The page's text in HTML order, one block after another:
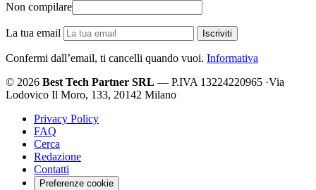
Non compilare
La tua email Iscriviti
Confermi dall’email, ti cancelli quando vuoi. Informativa
© 2026 Best Tech Partner SRL — P.IVA 13224220965 ·Via
Lodovico Il Moro, 133, 20142 Milano
Privacy Policy
FAQ
Cerca
Redazione
Contatti
Preferenze cookie